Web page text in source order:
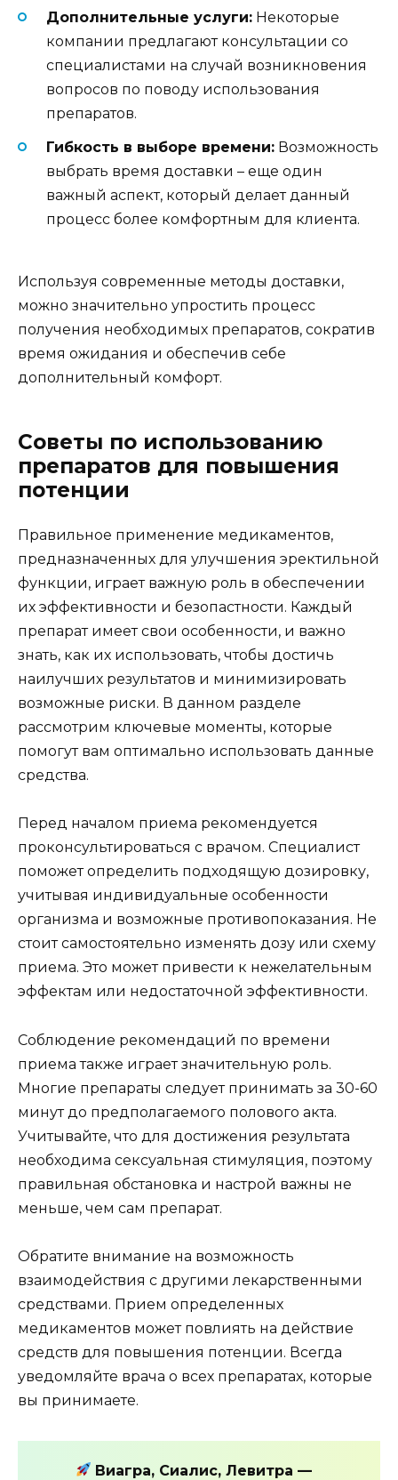
Дополнительные услуги: Некоторые
компании предлагают консультации со
специалистами на случай возникновения
вопросов по поводу использования
препаратов.
Гибкость в выборе времени: Возможность
выбрать время доставки – еще один
важный аспект, который делает данный
процесс более комфортным для клиента.
Используя современные методы доставки,
можно значительно упростить процесс
получения необходимых препаратов, сократив
время ожидания и обеспечив себе
дополнительный комфорт.
Советы по использованию
препаратов для повышения
потенции
Правильное применение медикаментов,
предназначенных для улучшения эректильной
функции, играет важную роль в обеспечении
их эффективности и безопастности. Каждый
препарат имеет свои особенности, и важно
знать, как их использовать, чтобы достичь
наилучших результатов и минимизировать
возможные риски. В данном разделе
рассмотрим ключевые моменты, которые
помогут вам оптимально использовать данные
средства.
Перед началом приема рекомендуется
проконсультироваться с врачом. Специалист
поможет определить подходящую дозировку,
учитывая индивидуальные особенности
организма и возможные противопоказания. Не
стоит самостоятельно изменять дозу или схему
приема. Это может привести к нежелательным
эффектам или недостаточной эффективности.
Соблюдение рекомендаций по времени
приема также играет значительную роль.
Многие препараты следует принимать за 30-60
минут до предполагаемого полового акта.
Учитывайте, что для достижения результата
необходима сексуальная стимуляция, поэтому
правильная обстановка и настрой важны не
меньше, чем сам препарат.
Обратите внимание на возможность
взаимодействия с другими лекарственными
средствами. Прием определенных
медикаментов может повлиять на действие
средств для повышения потенции. Всегда
уведомляйте врача о всех препаратах, которые
вы принимаете.
Виагра, Сиалис, Левитра —